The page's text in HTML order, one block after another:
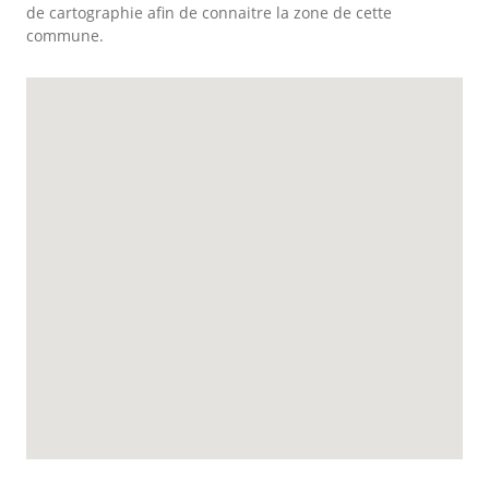
de cartographie afin de connaitre la zone de cette
commune.